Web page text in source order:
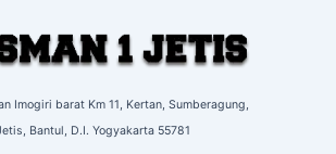
Imogiri barat Km 11, Kertan, Sumberagung,
Bantul, D.I. Yogyakarta 55781